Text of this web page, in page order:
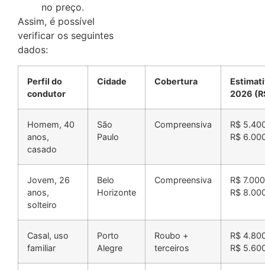
no preço.
Assim, é possível
verificar os seguintes
dados:
Perfil do
condutor
Cidade Cobertura
2026
Homem, 40
anos,
casado
São
Paulo
Compreensiva
R$
R$
Jovem, 26
anos,
solteiro
Belo
Horizonte
Compreensiva
R$
R$
Casal, uso
familiar
Porto
Alegre
Roubo +
terceiros
R$
R$